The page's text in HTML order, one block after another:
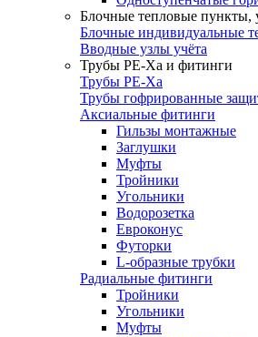
Блочные тепловые пункты,
Блочные индивидуальные
Вводные узлы учёта
Трубы РЕ-Ха и фитинги
Трубы РЕ-Ха
Трубы гофрированные
Аксиальные фитинги
Гильзы монтажные
Заглушки
Муфты
Тройники
Угольники
Водорозетка
Евроконус
Футорки
L-образные трубки
Радиальные фитинги
Тройники
Угольники
Муфты